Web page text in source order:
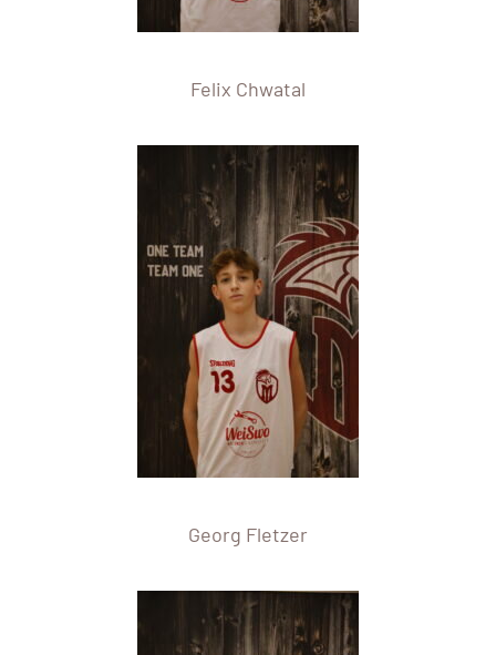
Felix Chwatal
Georg Fletzer